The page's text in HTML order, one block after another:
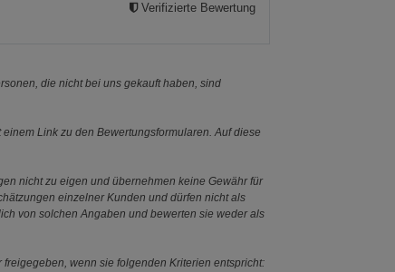
Verifizierte Bewertung
die nicht bei uns gekauft haben, sind
Link zu den Bewertungsformularen. Auf diese
nicht zu eigen und übernehmen keine Gewähr für
einzelner Kunden und dürfen nicht als
von solchen Angaben und bewerten sie weder als
wenn sie folgenden Kriterien entspricht: